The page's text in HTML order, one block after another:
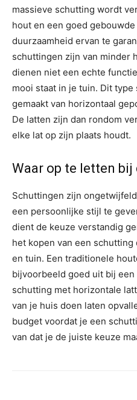
massieve schutting wordt
hout en een goed
duurzaamheid ervan te
schuttingen zijn van minder
dienen niet een echte
mooi staat in je tuin. Dit
gemaakt van horizontaal
De latten zijn dan rondom
elke lat op zijn plaats houdt.
Waar op te letten bij
Schuttingen zijn
een persoonlijke stijl te
dient de keuze verstandig
het kopen van een schutting
en tuin. Een traditionele
bijvoorbeeld goed uit bij
schutting met horizontale
van je huis doen laten
budget voordat je een
van dat je de juiste keuze